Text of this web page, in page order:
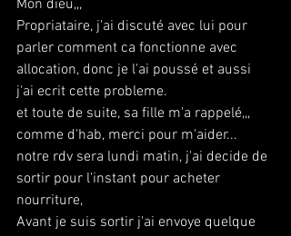
Mon dieu,,,
Propriataire, j'ai discuté avec lui pour
parler comment ca fonctionne avec
allocation, donc je l'ai poussé et aussi
j'ai ecrit cette probleme.
et toute de suite, sa fille m'a rappelé,,,
comme d'hab, merci pour m'aider...
notre rdv sera lundi matin, j'ai decide de
sortir pour l'instant pour acheter
nourriture,
Avant je suis sortir j'ai envoye quelque